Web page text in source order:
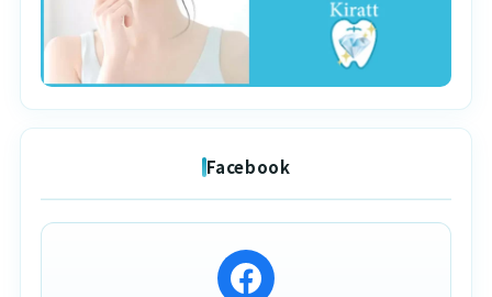
Facebook